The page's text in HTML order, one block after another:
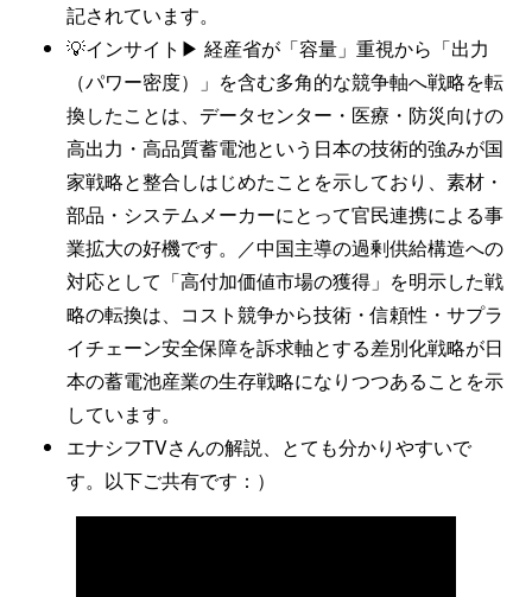
記されています。
💡インサイト▶ 経産省が「容量」重視から「出力
（パワー密度）」を含む多角的な競争軸へ戦略を転
換したことは、データセンター・医療・防災向けの
高出力・高品質蓄電池という日本の技術的強みが国
家戦略と整合しはじめたことを示しており、素材・
部品・システムメーカーにとって官民連携による事
業拡大の好機です。／中国主導の過剰供給構造への
対応として「高付加価値市場の獲得」を明示した戦
略の転換は、コスト競争から技術・信頼性・サプラ
イチェーン安全保障を訴求軸とする差別化戦略が日
本の蓄電池産業の生存戦略になりつつあることを示
しています。
エナシフTVさんの解説、とても分かりやすいで
す。以下ご共有です：）